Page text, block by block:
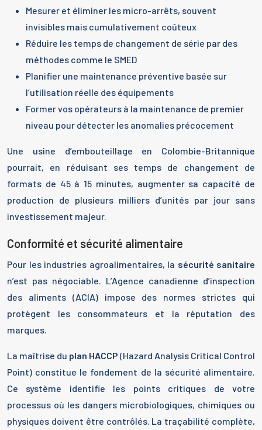
Mesurer et éliminer les micro-arrêts, souvent
invisibles mais cumulativement coûteux
Réduire les temps de changement de série par des
méthodes comme le SMED
Planifier une maintenance préventive basée sur
l’utilisation réelle des équipements
Former vos opérateurs à la maintenance de premier
niveau pour détecter les anomalies précocement
Une usine d’embouteillage en Colombie-Britannique
pourrait, en réduisant ses temps de changement de
formats de 45 à 15 minutes, augmenter sa capacité de
production de plusieurs milliers d’unités par jour sans
investissement majeur.
Conformité et sécurité alimentaire
Pour les industries agroalimentaires, la sécurité sanitaire
n’est pas négociable. L’Agence canadienne d’inspection
des aliments (ACIA) impose des normes strictes qui
protègent les consommateurs et la réputation des
marques.
La maîtrise du plan HACCP (Hazard Analysis Critical Control
Point) constitue le fondement de la sécurité alimentaire.
Ce système identifie les points critiques de votre
processus où les dangers microbiologiques, chimiques ou
physiques doivent être contrôlés. La traçabilité complète,